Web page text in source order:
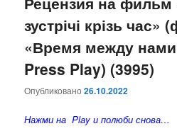
зустрічі крізь час»
«Время между
Press Play) (3995)
Опубликовано26.10.2022
Нажми на Play и полюби снова…